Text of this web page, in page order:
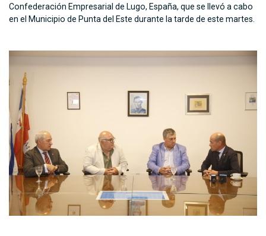
Confederación Empresarial de Lugo, España, que se llevó a cabo
en el Municipio de Punta del Este durante la tarde de este martes.